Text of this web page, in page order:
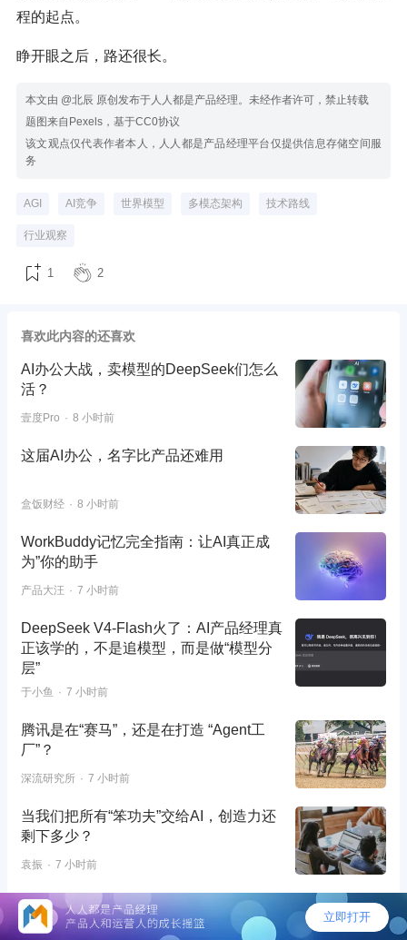
程的起点。
睁开眼之后，路还很长。
本文由 @北辰 原创发布于人人都是产品经理。未经作者许可，禁止转载
题图来自Pexels，基于CC0协议
该文观点仅代表作者本人，人人都是产品经理平台仅提供信息存储空间服
务
AGI AI竞争 世界模型 多模态架构 技术路线
行业观察
1 2
喜欢此内容的还喜欢
AI办公大战，卖模型的DeepSeek们怎么
活？
壹度Pro 8 小时前
这届AI办公，名字比产品还难用
盒饭财经 8 小时前
WorkBuddy记忆完全指南：让AI真正成
为”你的助手
产品大汪 7 小时前
DeepSeek V4-Flash火了：AI产品经理真
正该学的，不是追模型，而是做“模型分
层”
于小鱼 7 小时前
腾讯是在“赛马”，还是在打造 “Agent工
厂”？
深流研究所 7 小时前
当我们把所有“笨功夫”交给AI，创造力还
剩下多少？
袁振 7 小时前
细思极恐，Agent学会给自己办假身份
了……